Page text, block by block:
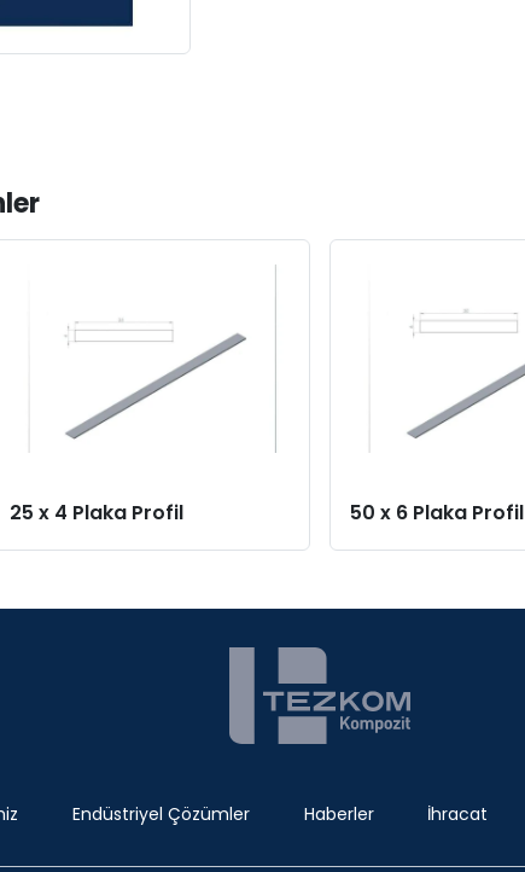
25 x 4 Plaka Profil 50 x 6 Plaka Profil
Endüstriyel Çözümler Haberler İhracat